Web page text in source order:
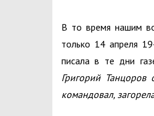
В то время нашим
только 14 апреля
писала в те дни
Григорий Танцоров
командовал,